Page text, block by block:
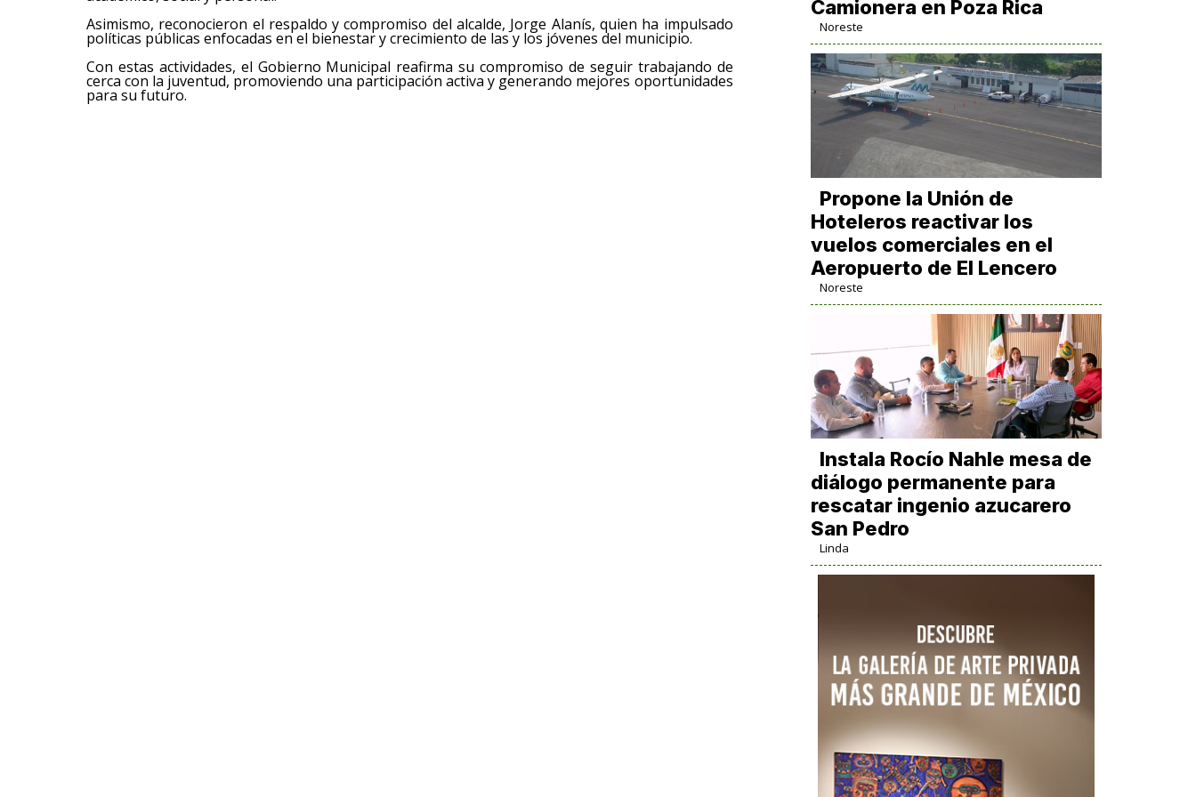
Asimismo, reconocieron el respaldo y compromiso del alcalde, Jorge Alanís, quien ha impulsado
políticas públicas enfocadas en el bienestar y crecimiento de las y los jóvenes del municipio.
Con estas actividades, el Gobierno Municipal reafirma su compromiso de seguir trabajando de
cerca con la juventud, promoviendo una participación activa y generando mejores oportunidades
para su futuro.
Camionera en Poza Rica
Noreste
Propone la Unión de
Hoteleros reactivar los
vuelos comerciales en el
Aeropuerto de El Lencero
Noreste
Instala Rocío Nahle mesa de
diálogo permanente para
rescatar ingenio azucarero
San Pedro
Linda